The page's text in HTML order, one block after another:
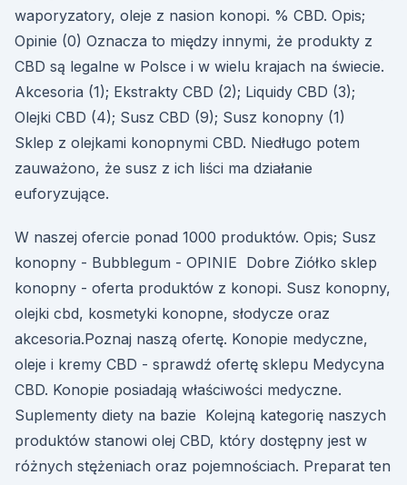
waporyzatory, oleje z nasion konopi. % CBD. Opis;
Opinie (0) Oznacza to między innymi, że produkty z
CBD są legalne w Polsce i w wielu krajach na świecie.
Akcesoria (1); Ekstrakty CBD (2); Liquidy CBD (3);
Olejki CBD (4); Susz CBD (9); Susz konopny (1)
Sklep z olejkami konopnymi CBD. Niedługo potem
zauważono, że susz z ich liści ma działanie
euforyzujące.
W naszej ofercie ponad 1000 produktów. Opis; Susz
konopny - Bubblegum - OPINIE Dobre Ziółko sklep
konopny - oferta produktów z konopi. Susz konopny,
olejki cbd, kosmetyki konopne, słodycze oraz
akcesoria.Poznaj naszą ofertę. Konopie medyczne,
oleje i kremy CBD - sprawdź ofertę sklepu Medycyna
CBD. Konopie posiadają właściwości medyczne.
Suplementy diety na bazie Kolejną kategorię naszych
produktów stanowi olej CBD, który dostępny jest w
różnych stężeniach oraz pojemnościach. Preparat ten